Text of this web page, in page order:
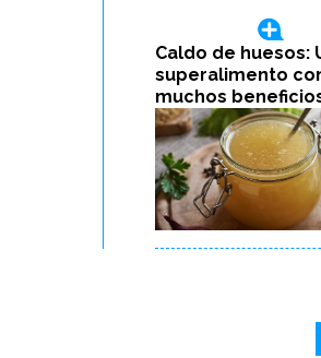
Caldo de huesos:
superalimento
muchos